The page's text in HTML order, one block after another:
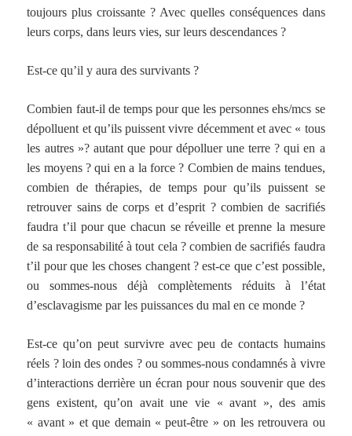
toujours plus croissante ? Avec quelles conséquences dans
leurs corps, dans leurs vies, sur leurs descendances ?
Est-ce qu’il y aura des survivants ?
Combien faut-il de temps pour que les personnes ehs/mcs se
dépolluent et qu’ils puissent vivre décemment et avec « tous
les autres »? autant que pour dépolluer une terre ? qui en a
les moyens ? qui en a la force ? Combien de mains tendues,
combien de thérapies, de temps pour qu’ils puissent se
retrouver sains de corps et d’esprit ? combien de sacrifiés
faudra t’il pour que chacun se réveille et prenne la mesure
de sa responsabilité à tout cela ? combien de sacrifiés faudra
t’il pour que les choses changent ? est-ce que c’est possible,
ou sommes-nous déjà complètements réduits à l’état
d’esclavagisme par les puissances du mal en ce monde ?
Est-ce qu’on peut survivre avec peu de contacts humains
réels ? loin des ondes ? ou sommes-nous condamnés à vivre
d’interactions derrière un écran pour nous souvenir que des
gens existent, qu’on avait une vie « avant », des amis
« avant » et que demain « peut-être » on les retrouvera ou